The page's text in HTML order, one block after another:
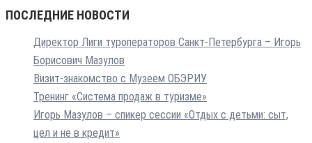
ПОСЛЕДНИЕ НОВОСТИ
Директор Лиги туроператоров Санкт-Петербурга – Игорь
Борисович Мазулов
Визит-знакомство с Музеем ОБЭРИУ
Тренинг «Система продаж в туризме»
Игорь Мазулов – спикер сессии «Отдых с детьми: сыт,
цел и не в кредит»